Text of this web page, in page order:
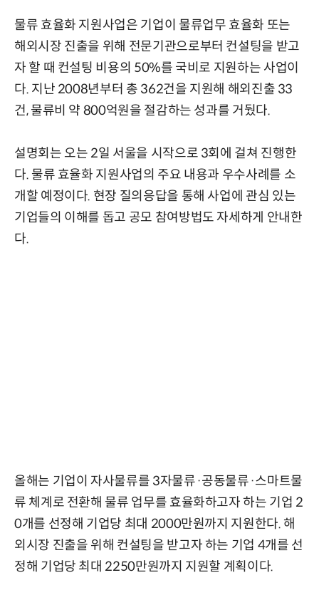
물류 효율화 지원사업은 기업이 물류업무 효율화 또는
해외시장 진출을 위해 전문기관으로부터 컨설팅을 받고
자 할 때 컨설팅 비용의 50%를 국비로 지원하는 사업이
다. 지난 2008년부터 총 362건을 지원해 해외진출 33
건, 물류비 약 800억원을 절감하는 성과를 거뒀다.
설명회는 오는 2일 서울을 시작으로 3회에 걸쳐 진행한
다. 물류 효율화 지원사업의 주요 내용과 우수사례를 소
개할 예정이다. 현장 질의응답을 통해 사업에 관심 있는
기업들의 이해를 돕고 공모 참여방법도 자세하게 안내한
다.
올해는 기업이 자사물류를 3자물류·공동물류·스마트물
류 체계로 전환해 물류 업무를 효율화하고자 하는 기업 2
0개를 선정해 기업당 최대 2000만원까지 지원한다. 해
외시장 진출을 위해 컨설팅을 받고자 하는 기업 4개를 선
정해 기업당 최대 2250만원까지 지원할 계획이다.